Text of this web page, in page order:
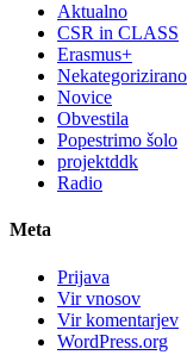
Aktualno
CSR in CLASS
Erasmus+
Nekategorizirano
Novice
Obvestila
Popestrimo šolo
projektddk
Radio
Meta
Prijava
Vir vnosov
Vir komentarjev
WordPress.org